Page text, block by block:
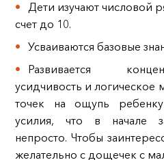
Дети изучают числовой
счет до 10.
Усваиваются базовые
Развивается
усидчивость и
точек на ощупь
усилия, что в начале
непросто. Чтобы
желательно с дощечек с